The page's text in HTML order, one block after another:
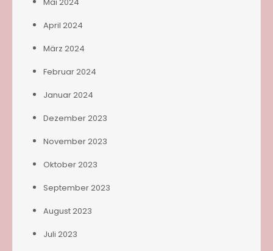
Mai 2024
April 2024
März 2024
Februar 2024
Januar 2024
Dezember 2023
November 2023
Oktober 2023
September 2023
August 2023
Juli 2023